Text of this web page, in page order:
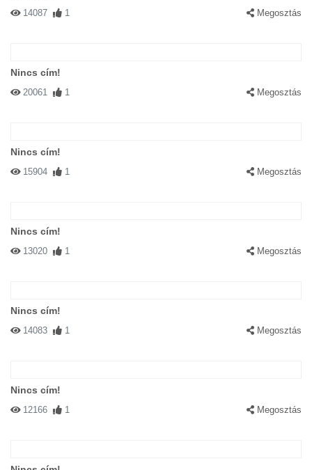
14087 1 Megosztás
Nincs cím!
20061 1 Megosztás
Nincs cím!
15904 1 Megosztás
Nincs cím!
13020 1 Megosztás
Nincs cím!
14083 1 Megosztás
Nincs cím!
12166 1 Megosztás